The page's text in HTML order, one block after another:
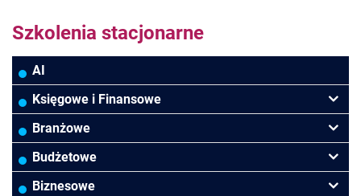
Szkolenia stacjonarne
AI
Księgowe i Finansowe
Podatki VAT/CIT/PIT
Rachunkowość
Finanse
Branżowe
Banki
Budowlana/Deweloperska
Budżetowe
Rachunkowość budżetowa
Biznesowe